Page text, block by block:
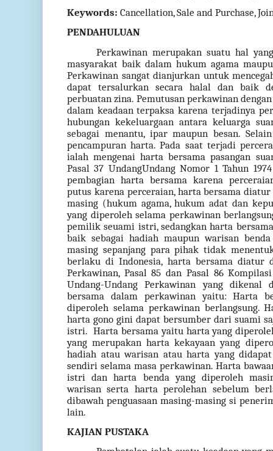
Keywords: Cancellation, Sale and Purchase,
PENDAHULUAN
Perkawinan merupakan suatu hal
masyarakat baik dalam hukum agama
Perkawinan sangat dianjurkan untuk
dapat tersalurkan secara halal dan baik
perbuatan zina. Pemutusan perkawinan
dalam keadaan terpaksa karena terjadinya
hubungan kekeluargaan antara keluarga
sebagai menantu, ipar maupun besan.
pencampuran harta. Pada saat terjadi
ialah mengenai harta bersama pasangan
Pasal 37 UndangUndang Nomor 1 Tahun
pembagian harta bersama karena
putus karena perceraian, harta bersama
masing (hukum agama, hukum adat dan
yang diperoleh selama perkawinan
pemilik seuami istri, sedangkan harta
baik sebagai hadiah maupun warisan
masing sepanjang para pihak tidak
berlaku di Indonesia, harta bersama diatur
Perkawinan, Pasal 85 dan Pasal 86
Undang-Undang Perkawinan yang
bersama dalam perkawinan yaitu: Harta
diperoleh selama perkawinan berlangsung.
harta gono gini dapat bersumber dari suami
istri. Harta bersama yaitu harta yang
yang merupakan harta kekayaan yang
hadiah atau warisan atau harta yang
sendiri selama masa perkawinan. Harta
istri dan harta benda yang diperoleh
warisan serta harta perolehan sebelum
dibawah penguasaan masing-masing si
lain.
KAJIAN PUSTAKA